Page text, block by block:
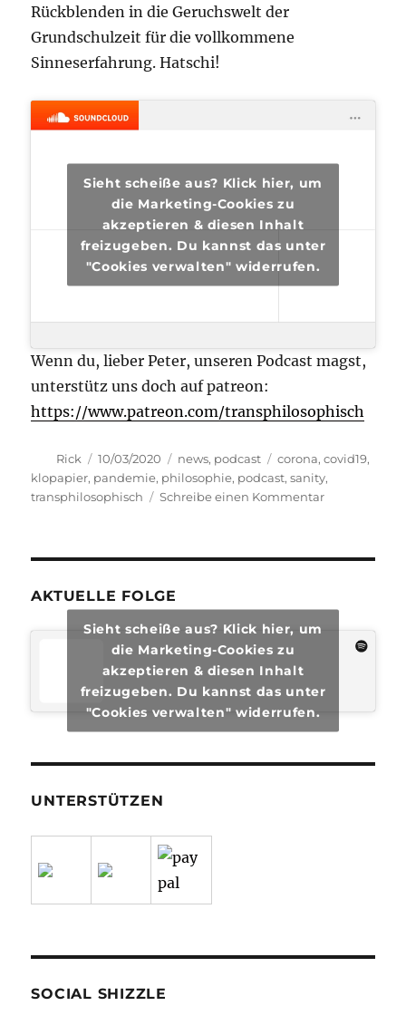
Rückblenden in die Geruchswelt der
Grundschulzeit für die vollkommene
Sinneserfahrung. Hatschi!
Sieht scheiße aus? Klick hier, um
die Marketing-Cookies zu
akzeptieren & diesen Inhalt
freizugeben. Du kannst das unter
"Cookies verwalten" widerrufen.
Wenn du, lieber Peter, unseren Podcast magst,
unterstütz uns doch auf patreon:
https://www.patreon.com/transphilosophisch
Autor
Rick
Veröffentlicht
am
10/03/2020 Kategorien
news, podcast Schlagwörter
corona,covid19,
klopapier, pandemie, philosophie, podcast,sanity,
transphilosophisch
Schreibe einen Kommentarzu
AKTUELLE FOLGE
Sieht scheiße aus? Klick hier, um
die Marketing-Cookies zu
akzeptieren & diesen Inhalt
freizugeben. Du kannst das unter
"Cookies verwalten" widerrufen.
UNTERSTÜTZEN
SOCIAL SHIZZLE